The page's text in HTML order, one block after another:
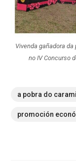
Vivenda gañadora
no IV Concurso
a pobra do
promoción